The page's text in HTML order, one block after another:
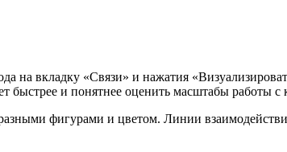
на вкладку «Связи» и нажатия
быстрее и понятнее оценить масштабы работы с
фигурами и цветом. Линии